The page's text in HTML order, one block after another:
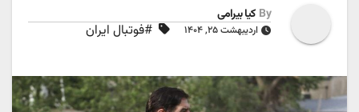
By کیا بیرامی
اردیبهشت ۲۵, ۱۴۰۴ #فوتبال ایران